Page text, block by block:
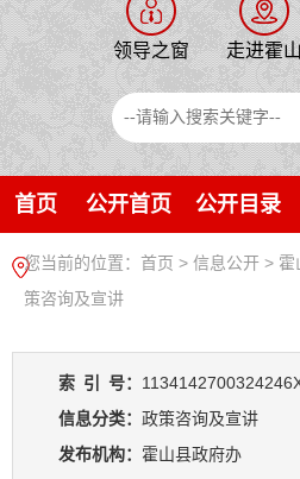
领导之窗 走进霍
首页 公开首页 公开目录
您当前的位置： 首页 > 信息公开 > 霍
策咨询及宣讲
索 引 号：
信息分类： 政策咨询及宣讲
发布机构： 霍山县政府办